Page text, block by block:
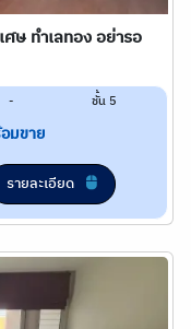
ษ ทำเลทอง อย่ารอ
- ชั้น 5
มขาย
รายละเอียด